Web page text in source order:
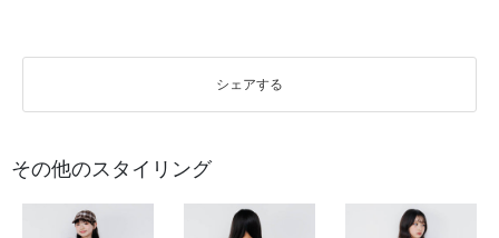
シェアする
その他のスタイリング